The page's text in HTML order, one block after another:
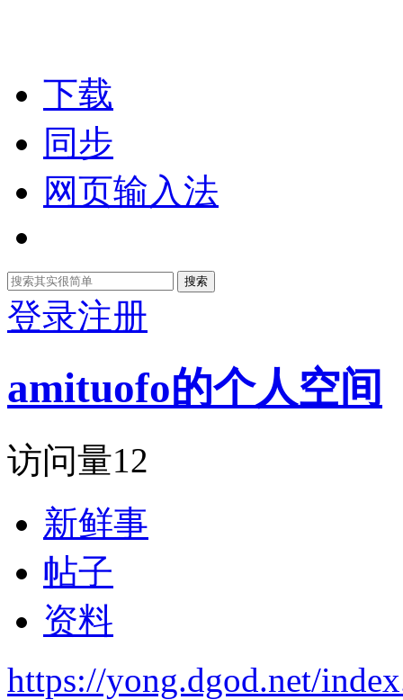
下载
同步
网页输入法
搜索
登录注册
amituofo的个人空间
访问量12
新鲜事
帖子
资料
https://yong.dgod.net/